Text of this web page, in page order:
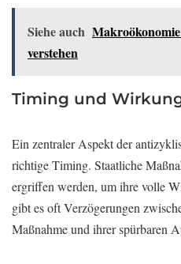
Siehe auch
verstehen
Timing und
Ein zentraler Aspekt der
richtige Timing. Staatliche
ergriffen werden, um ihre volle
gibt es oft Verzögerungen
Maßnahme und ihrer spürbaren